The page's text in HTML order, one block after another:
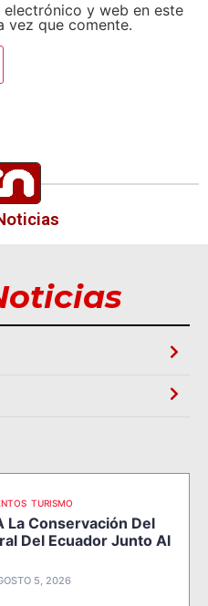
y web en este
vez que comente.
TURISMO
La Conservación Del
Del Ecuador Junto Al
5, 2026